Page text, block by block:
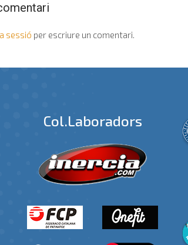
sessió per escriure un comentari.
Col.laboradors